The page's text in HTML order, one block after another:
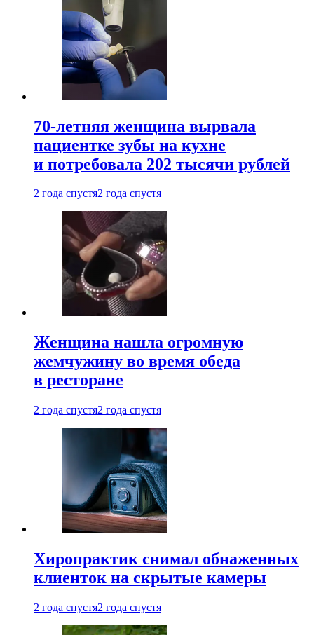
70-летняя женщина вырвала
пациентке зубы на кухне
и потребовала 202 тысячи рублей
2 года спустя2 года спустя
Женщина нашла огромную
жемчужину во время обеда
в ресторане
2 года спустя2 года спустя
Хиропрактик снимал обнаженных
клиенток на скрытые камеры
2 года спустя2 года спустя